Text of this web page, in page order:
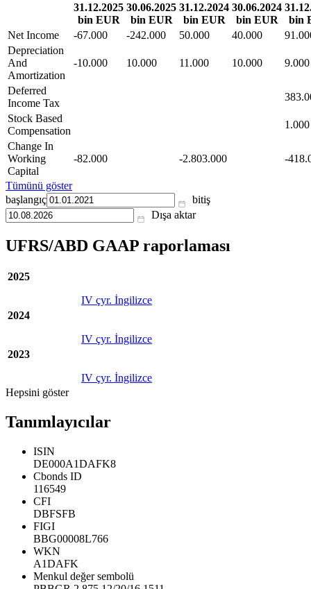
31.12.2025
bin EUR
30.06.2025
bin EUR
31.12.2024
bin EUR
30.06.2024
bin EUR
bin
Net Income
-67.000 -242.000 50.000 40.000
Depreciation
And
Amortization
-10.000 10.000 11.000 10.000 9.000
Deferred
Income Tax
Stock Based
Compensation
1.000
Change In
Working
Capital
-82.000 -2.803.000 -
Tümünü göster
başlangıç
bitiş
Dışa aktar
UFRS/ABD GAAP raporlaması
2025
IV çyr. İngilizce
2024
IV çyr. İngilizce
2023
IV çyr. İngilizce
Hepsini göster
Tanımlayıcılar
ISIN
DE000A1DAFK8
Cbonds ID
116549
CFI
DBFSFB
FIGI
BBG00008L766
WKN
A1DAFK
Menkul değer sembolü